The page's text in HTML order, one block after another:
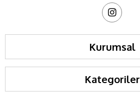
Kurumsal
Kategoriler